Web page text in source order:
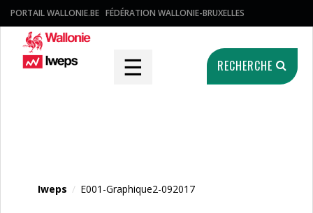
PORTAIL WALLONIE.BE FÉDÉRATION WALLONIE-BRUXELLES
☰ RECHERCHE
Iweps / E001-Graphique2-092017